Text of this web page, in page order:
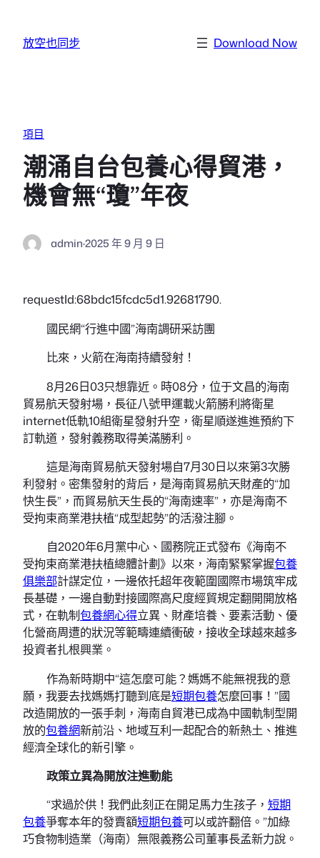
放空也同步 Download Now
項目
潮涌自台包養心得貿港，
機會無“瓊”年夜
admin·2025 年 9 月 9 日
requestId:68bdc15fcdc5d1.92681790.
國民網“行進中國”海南調研采訪團
比來，火箭在海南持續發射！
8月26日03只想靠近。時08分，位于文昌的海南
貿易航天發射場，長征八號甲運載火箭勝利將衛星
internet低軌10組衛星發射升空，衛星順遂進進預約下
訂軌道，發射義務取得美滿勝利。
這是海南貿易航天發射場自7月30日以來第3次勝
利發射。密集發射的背后，是海南貿易航天財產的“加
快生長”，而貿易航天生長的“海南速率”，亦是海南不
受拘束商業港扶植“成型起勢”的活潑注腳。
自2020年6月黨中心、國務院正式發布《海南不
受拘束商業港扶植總體計劃》以來，海南緊緊掌握包養
俱樂部計謀定位，一邊依托超年夜範圍國際市場筑牢成
長基礎，一邊自動對接國際高尺度經貿規定翻開開放格
式，在軌制包養網心得立異、財產培養、要素活動、優
化營商周遭的狀況等範疇連續衝破，接收全球越來越多
投資者扎根興業。
作為新時期中“這怎麼可能？媽媽不能無視我的意
願，我要去找媽媽打聽到底是短期包養怎麼回事！”國
改造開放的一張手刺，海南自貿港已成為中國軌制型開
放的包養網新前沿、地域互利一起配合的新熱土、推進
經濟全球化的新引擎。
政策立異為開放注進動能
“求過於供！我們此刻正在開足馬力生孩子， 短期
包養爭奪本年的發賣額短期包養可以或許翻倍。”加綠
巧食物制造業（海南）無限義務公司董事長孟新力說。